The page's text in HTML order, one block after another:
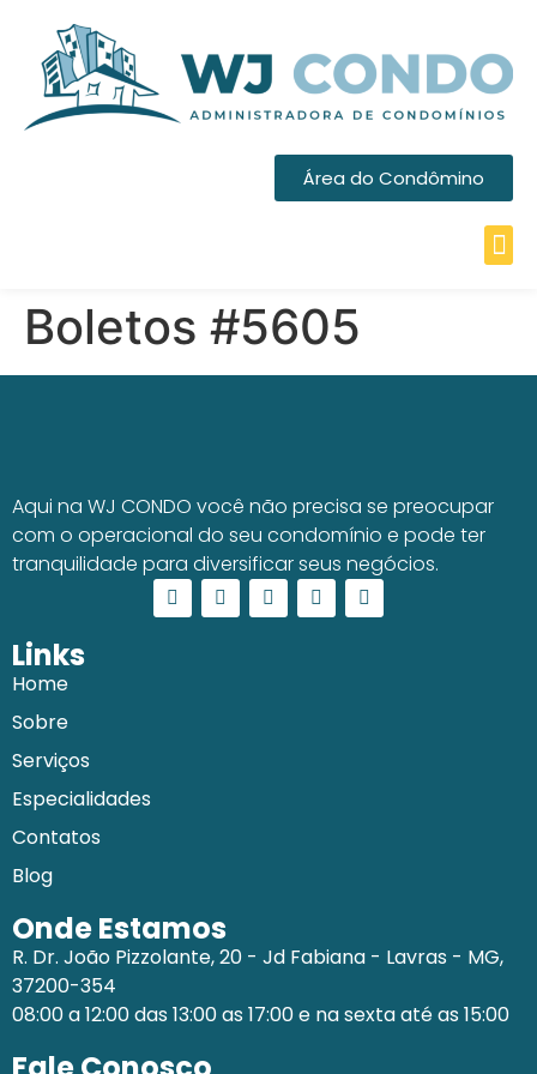
Área do Condômino
Boletos #5605
Aqui na WJ CONDO você não precisa se preocupar
com o operacional do seu condomínio e pode ter
tranquilidade para diversificar seus negócios.
Links
Home
Sobre
Serviços
Especialidades
Contatos
Blog
Onde Estamos
R. Dr. João Pizzolante, 20 - Jd Fabiana - Lavras - MG,
37200-354
08:00 a 12:00 das 13:00 as 17:00 e na sexta até as 15:00